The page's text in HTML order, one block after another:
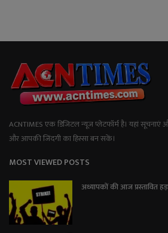
ACNTIMES एक डिजिटल न्यूज प्लेटफॉर्म है। यहां सूचनाएं
और आपकी जिंदगी का हिस्सा बन सकें।
MOST VIEWED POSTS
अध्यापकों की आज प्रस्तावित